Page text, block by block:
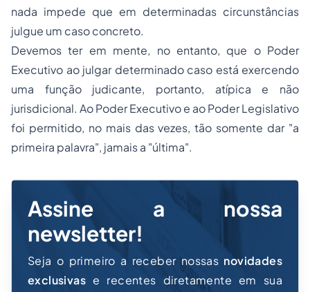
nada impede que em determinadas circunstâncias
julgue um caso concreto.
Devemos ter em mente, no entanto, que o Poder
Executivo ao julgar determinado caso está exercendo
uma função judicante, portanto, atípica e não
jurisdicional. Ao Poder Executivo e ao Poder Legislativo
foi permitido, no mais das vezes, tão somente dar "a
primeira palavra", jamais a "última".
Assine a nossa
newsletter!
Seja o primeiro a receber nossas novidades
exclusivas e recentes diretamente em sua